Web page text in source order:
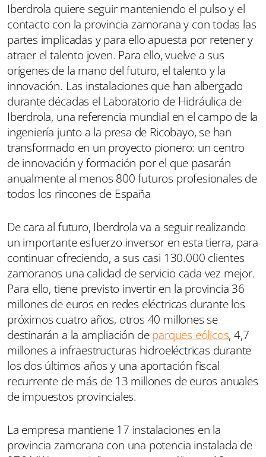
Iberdrola quiere seguir manteniendo el pulso y el
contacto con la provincia zamorana y con todas las
partes implicadas y para ello apuesta por retener y
atraer el talento joven. Para ello, vuelve a sus
orígenes de la mano del futuro, el talento y la
innovación. Las instalaciones que han albergado
durante décadas el Laboratorio de Hidráulica de
Iberdrola, una referencia mundial en el campo de la
ingeniería junto a la presa de Ricobayo, se han
transformado en un proyecto pionero: un centro
de innovación y formación por el que pasarán
anualmente al menos 800 futuros profesionales de
todos los rincones de España
De cara al futuro, Iberdrola va a seguir realizando
un importante esfuerzo inversor en esta tierra, para
continuar ofreciendo, a sus casi 130.000 clientes
zamoranos una calidad de servicio cada vez mejor.
Para ello, tiene previsto invertir en la provincia 36
millones de euros en redes eléctricas durante los
próximos cuatro años, otros 40 millones se
destinarán a la ampliación deparques eólicos, 4,7
millones a infraestructuras hidroeléctricas durante
los dos últimos años y una aportación fiscal
recurrente de más de 13 millones de euros anuales
de impuestos provinciales.
La empresa mantiene 17 instalaciones en la
provincia zamorana con una potencia instalada de